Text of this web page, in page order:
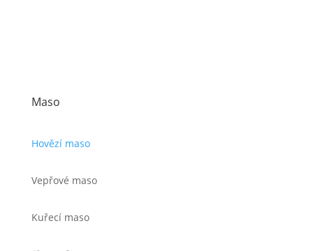
Maso
Hovězí maso
Vepřové maso
Kuřecí maso